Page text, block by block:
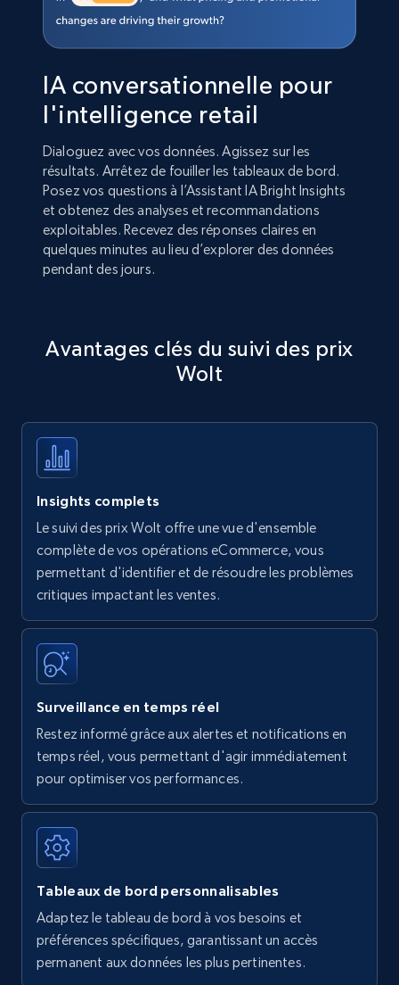
IA conversationnelle pour
l'intelligence retail
Dialoguez avec vos données. Agissez sur les
résultats. Arrêtez de fouiller les tableaux de bord.
Posez vos questions à l’Assistant IA Bright Insights
et obtenez des analyses et recommandations
exploitables. Recevez des réponses claires en
quelques minutes au lieu d’explorer des données
pendant des jours.
Avantages clés du suivi des prix
Wolt
Insights complets
Le suivi des prix Wolt offre une vue d'ensemble
complète de vos opérations eCommerce, vous
permettant d'identifier et de résoudre les problèmes
critiques impactant les ventes.
Surveillance en temps réel
Restez informé grâce aux alertes et notifications en
temps réel, vous permettant d'agir immédiatement
pour optimiser vos performances.
Tableaux de bord personnalisables
Adaptez le tableau de bord à vos besoins et
préférences spécifiques, garantissant un accès
permanent aux données les plus pertinentes.